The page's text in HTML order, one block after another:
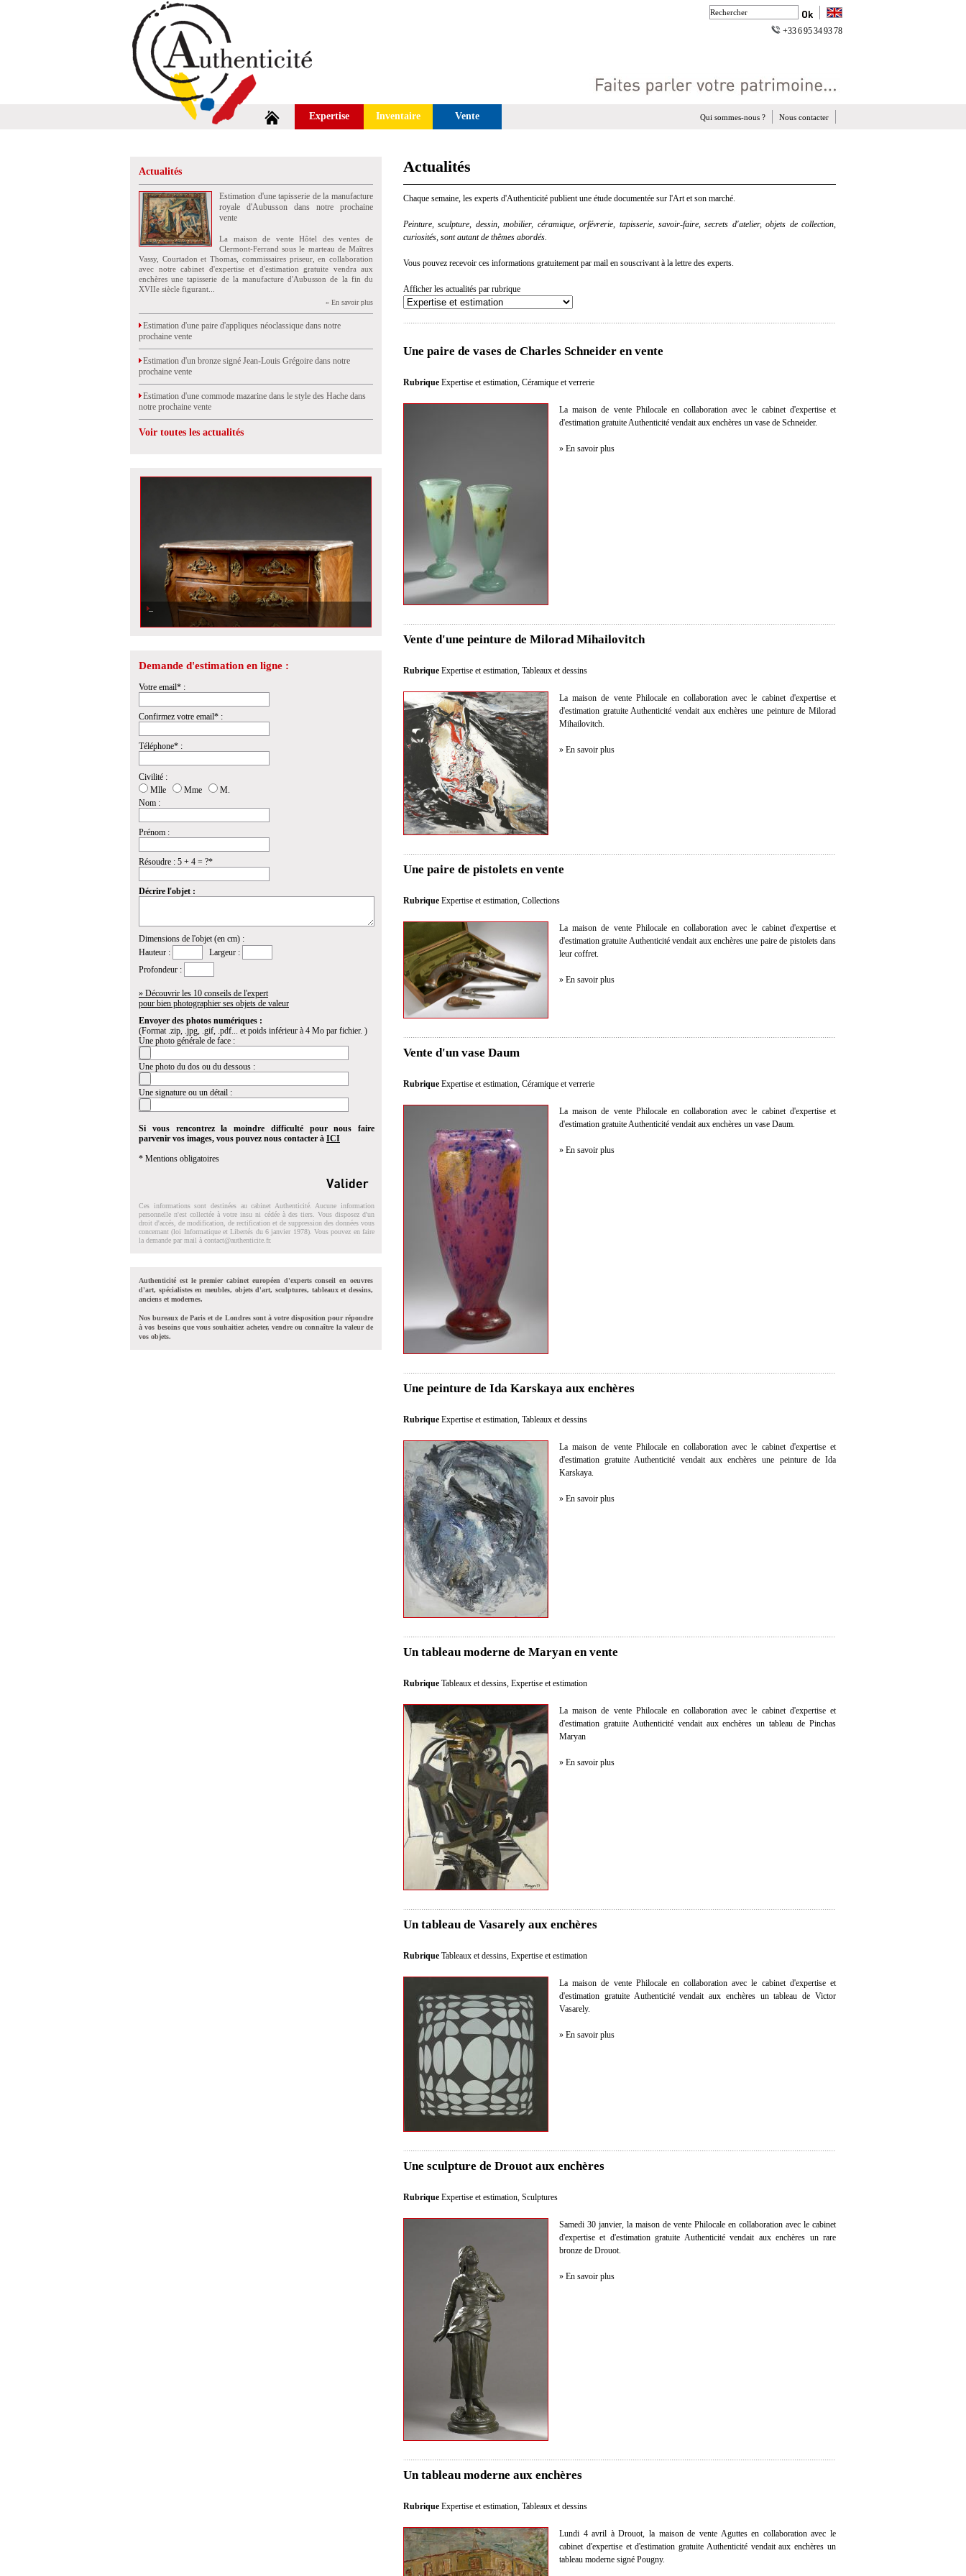
+33 6 95 34 93 78
Expertise Inventaire Vente Nous contacter
Qui sommes-nous ?
Actualités
Estimation d'une tapisserie de la manufacture
royale d'Aubusson dans notre prochaine
vente
La maison de vente Hôtel des ventes de
Clermont-Ferrand sous le marteau de Maîtres
Vassy, Courtadon et Thomas, commissaires priseur, en collaboration
avec notre cabinet d'expertise et d'estimation gratuite vendra aux
enchères une tapisserie de la manufacture d'Aubusson de la fin du
XVIIe siècle figurant...
» En savoir plus
Estimation d'une paire d'appliques néoclassique dans notre
prochaine vente
Estimation d'un bronze signé Jean-Louis Grégoire dans notre
prochaine vente
Estimation d'une commode mazarine dans le style des Hache dans
notre prochaine vente
Voir toutes les actualités
Estimation d\'une commode galbée en bois de placage estampillée Fléchy
dans notre prochaine vente aux enchères à Saint-Cloud
Demande d'estimation en ligne :
Votre email* :
Confirmez votre email* :
Téléphone* :
Civilité :
Mlle
Mme
M.
Nom :
Prénom :
Résoudre : 5 + 4 = ?*
Décrire l'objet :
Dimensions de l'objet (en cm) :
Hauteur :
Largeur :
Profondeur :
» Découvrir les 10 conseils de l'expert
pour bien photographier ses objets de valeur
Envoyer des photos numériques :
(Format .zip, .jpg, .gif, .pdf... et poids inférieur à 4 Mo par fichier. )
Une photo générale de face :
Une photo du dos ou du dessous :
Une signature ou un détail :
Si vous rencontrez la moindre difficulté pour nous faire
parvenir vos images, vous pouvez nous contacter à ICI
* Mentions obligatoires
Ces informations sont destinées au cabinet Authenticité. Aucune information
personnelle n'est collectée à votre insu ni cédée à des tiers. Vous disposez d'un
droit d'accés, de modification, de rectification et de suppression des données vous
concernant (loi Informatique et Libertés du 6 janvier 1978). Vous pouvez en faire
la demande par mail à contact@authenticite.fr.
Authenticité est le premier cabinet européen d'experts conseil en oeuvres
d'art, spécialistes en meubles, objets d'art, sculptures, tableaux et dessins,
anciens et modernes.
Nos bureaux de Paris et de Londres sont à votre disposition pour répondre
à vos besoins que vous souhaitiez acheter, vendre ou connaître la valeur de
vos objets.
Actualités
Chaque semaine, les experts d'Authenticité publient une étude documentée sur l'Art et son marché.
Peinture, sculpture, dessin, mobilier, céramique, orfévrerie, tapisserie, savoir-faire, secrets d'atelier, objets de collection,
curiosités, sont autant de thêmes abordés.
Vous pouvez recevoir ces informations gratuitement par mail en souscrivant à la lettre des experts.
Afficher les actualités par rubrique
Une paire de vases de Charles Schneider en vente
Rubrique Expertise et estimation, Céramique et verrerie
La maison de vente Philocale en collaboration avec le cabinet d'expertise et
d'estimation gratuite Authenticité vendait aux enchères un vase de Schneider.
» En savoir plus
Vente d'une peinture de Milorad Mihailovitch
Rubrique Expertise et estimation, Tableaux et dessins
La maison de vente Philocale en collaboration avec le cabinet d'expertise et
d'estimation gratuite Authenticité vendait aux enchères une peinture de Milorad
Mihailovitch.
» En savoir plus
Une paire de pistolets en vente
Rubrique Expertise et estimation Collections
La maison de vente Philocale en collaboration avec le cabinet d'expertise et
d'estimation gratuite Authenticité vendait aux enchères une paire de pistolets dans
leur coffret.
» En savoir plus
Vente d'un vase Daum
Rubrique Expertise et estimation, Céramique et verrerie
La maison de vente Philocale en collaboration avec le cabinet d'expertise et
d'estimation gratuite Authenticité vendait aux enchères un vase Daum.
» En savoir plus
Une peinture de Ida Karskaya aux enchères
Rubrique Expertise et estimation, Tableaux et dessins
La maison de vente Philocale en collaboration avec le cabinet d'expertise et
d'estimation gratuite Authenticité vendait aux enchères une peinture de Ida
Karskaya.
» En savoir plus
Un tableau moderne de Maryan en vente
Rubrique Tableaux et dessins, Expertise et estimation
La maison de vente Philocale en collaboration avec le cabinet d'expertise et
d'estimation gratuite Authenticité vendait aux enchères un tableau de Pinchas
Maryan
» En savoir plus
Un tableau de Vasarely aux enchères
Rubrique Tableaux et dessins, Expertise et estimation
La maison de vente Philocale en collaboration avec le cabinet d'expertise et
d'estimation gratuite Authenticité vendait aux enchères un tableau de Victor
Vasarely.
» En savoir plus
Une sculpture de Drouot aux enchères
Rubrique Expertise et estimation, Sculptures
Samedi 30 janvier, la maison de vente Philocale en collaboration avec le cabinet
d'expertise et d'estimation gratuite Authenticité vendait aux enchères un rare
bronze de Drouot.
» En savoir plus
Un tableau moderne aux enchères
Rubrique Expertise et estimation, Tableaux et dessins
Lundi 4 avril à Drouot, la maison de vente Aguttes en collaboration avec le
cabinet d'expertise et d'estimation gratuite Authenticité vendait aux enchères un
tableau moderne signé Pougny.